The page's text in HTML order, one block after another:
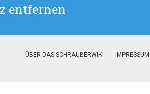
entfernen
ÜBER DAS SCHRAUBERWIKI IMPRESSUM